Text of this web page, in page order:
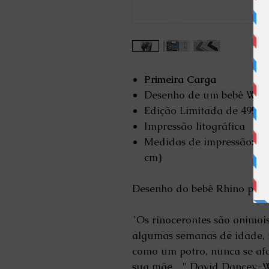
Primeira Carga
Desenho de um bebê
Edição Limitada de 495
Impressão litográfica
Medidas de impressão:
cm)
Desenho do bebê Rhino por
"Os rinocerontes são
algumas semanas de
como um potro, nunca se